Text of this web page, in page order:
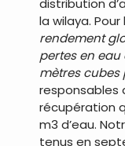
distribution
la wilaya. Pour
rendement
pertes en
mètres cubes
responsables
récupération
m3 d’eau.
tenus en